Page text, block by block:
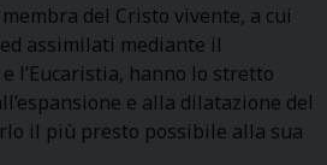
del Cristo vivente, a cui
assimilati mediante il
l’Eucaristia, hanno lo stretto
e alla dilatazione del
il più presto possibile alla sua